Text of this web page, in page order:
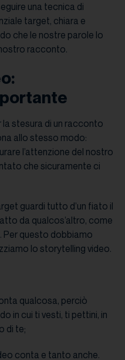
una tecnica di
target, chiara e
che le nostre parole lo
racconto.
stesura di un racconto
allo stesso modo:
l’attenzione del nostro
che sicuramente ci
guardi tutto d’un fiato il
da qualcos’altro, come
Per questo dobbiamo
lo storytelling video.
qualcosa, perciò
in cui ti vesti, ti pettini, in
di te;
conta e tanto anche.